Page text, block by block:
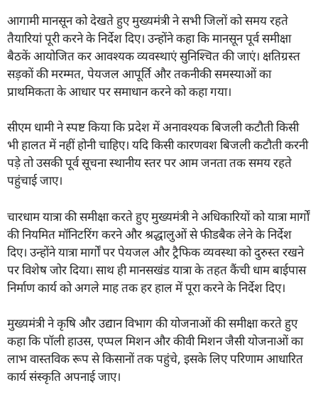
आगामी मानसून को देखते हुए मुख्यमंत्री ने सभी जिलों को समय रहते
तैयारियां पूरी करने के निर्देश दिए। उन्होंने कहा कि मानसून पूर्व समीक्षा
बैठकें आयोजित कर आवश्यक व्यवस्थाएं सुनिश्चित की जाएं। क्षतिग्रस्त
सड़कों की मरम्मत, पेयजल आपूर्ति और तकनीकी समस्याओं का
प्राथमिकता के आधार पर समाधान करने को कहा गया।
सीएम धामी ने स्पष्ट किया कि प्रदेश में अनावश्यक बिजली कटौती किसी
भी हालत में नहीं होनी चाहिए। यदि किसी कारणवश बिजली कटौती करनी
पड़े तो उसकी पूर्व सूचना स्थानीय स्तर पर आम जनता तक समय रहते
पहुंचाई जाए।
चारधाम यात्रा की समीक्षा करते हुए मुख्यमंत्री ने अधिकारियों को यात्रा मार्गों
की नियमित मॉनिटरिंग करने और श्रद्धालुओं से फीडबैक लेने के निर्देश
दिए। उन्होंने यात्रा मार्गों पर पेयजल और ट्रैफिक व्यवस्था को दुरुस्त रखने
पर विशेष जोर दिया। साथ ही मानसखंड यात्रा के तहत कैंची धाम बाईपास
निर्माण कार्य को अगले माह तक हर हाल में पूरा करने के निर्देश दिए।
मुख्यमंत्री ने कृषि और उद्यान विभाग की योजनाओं की समीक्षा करते हुए
कहा कि पॉली हाउस, एप्पल मिशन और कीवी मिशन जैसी योजनाओं का
लाभ वास्तविक रूप से किसानों तक पहुंचे, इसके लिए परिणाम आधारित
कार्य संस्कृति अपनाई जाए।